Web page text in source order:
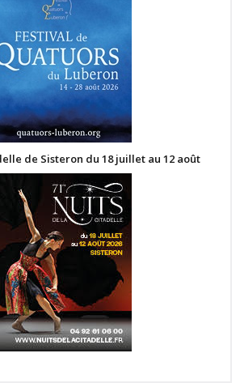
de Sisteron du 18 juillet au 12 août